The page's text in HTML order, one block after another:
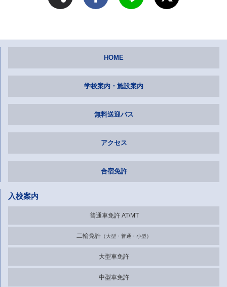
HOME
学校案内・施設案内
無料送迎バス
アクセス
合宿免許
入校案内
普通車免許 AT/MT
二輪免許 大型・普通・小型
大型車免許
中型車免許